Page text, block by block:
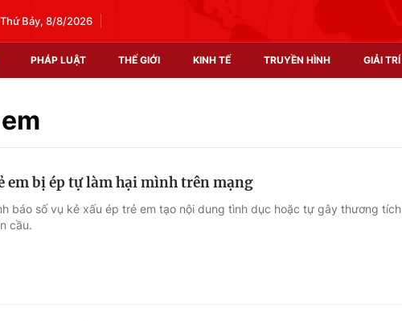
Thứ Bảy, 8/8/2026
PHÁP LUẬT THẾ GIỚI KINH TẾ TRUYỀN HÌNH GIẢI TRÍ
bị ép tự làm hại mình trên mạng
báo số vụ kẻ xấu ép trẻ em tạo nội dung tình dục hoặc tự gây thương tích
cầu.